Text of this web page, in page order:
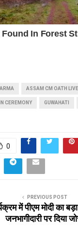
ASSAM CM OATH LIVE
CEREMONY GUWAHATI
0
PREVIOUS POST
में पीएम मोदी का
जनभागीदारी पर दिया